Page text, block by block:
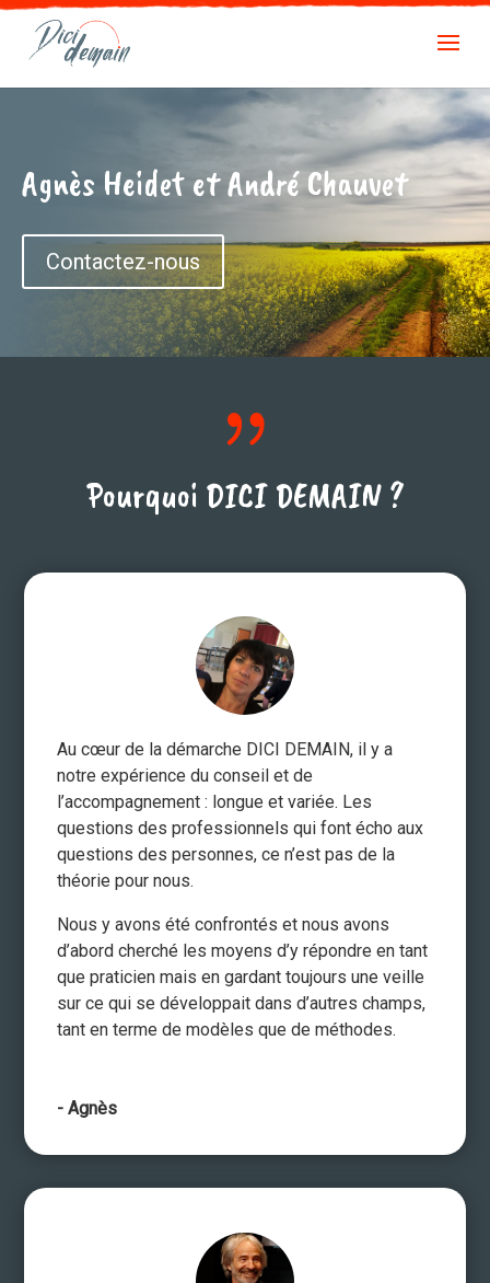
Agnès Heidet et André Chauvet
Contactez-nous
{
Pourquoi DICI DEMAIN ?
Au cœur de la démarche DICI DEMAIN, il y a
notre expérience du conseil et de
l’accompagnement : longue et variée. Les
questions des professionnels qui font écho aux
questions des personnes, ce n’est pas de la
théorie pour nous.
Nous y avons été confrontés et nous avons
d’abord cherché les moyens d’y répondre en tant
que praticien mais en gardant toujours une veille
sur ce qui se développait dans d’autres champs,
tant en terme de modèles que de méthodes.
- Agnès